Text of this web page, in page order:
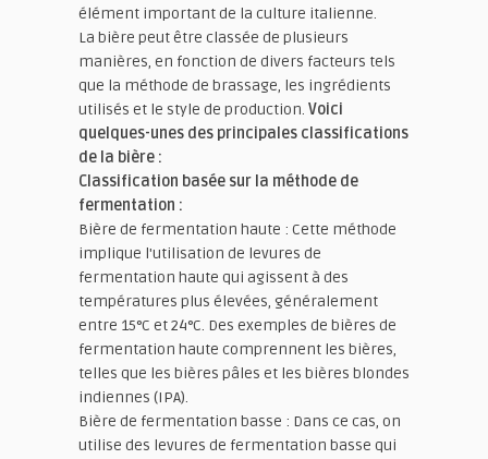
élément important de la culture italienne.
La bière peut être classée de plusieurs
manières, en fonction de divers facteurs tels
que la méthode de brassage, les ingrédients
utilisés et le style de production. Voici
quelques-unes des principales classifications
de la bière :
Classification basée sur la méthode de
fermentation :
Bière de fermentation haute : Cette méthode
implique l'utilisation de levures de
fermentation haute qui agissent à des
températures plus élevées, généralement
entre 15°C et 24°C. Des exemples de bières de
fermentation haute comprennent les bières,
telles que les bières pâles et les bières blondes
indiennes (IPA).
Bière de fermentation basse : Dans ce cas, on
utilise des levures de fermentation basse qui